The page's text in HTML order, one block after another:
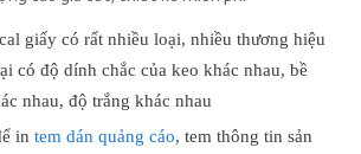
giấy có rất nhiều loại, nhiều thương hiệu
có độ dính chắc của keo khác nhau, bề
nhau, độ trắng khác nhau
in tem dán quảng cáo, tem thông tin sản